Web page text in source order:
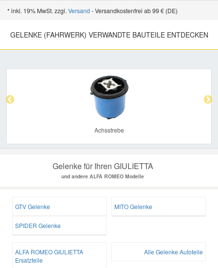
* inkl. 19% MwSt. zzgl. Versand - Versandkostenfrei ab 99 € (DE)
GELENKE (FAHRWERK) VERWANDTE BAUTEILE ENTDECKEN
Achsstrebe
Gelenke für Ihren GIULIETTA
und andere ALFA ROMEO Modelle
GTV Gelenke MITO Gelenke
SPIDER Gelenke
ALFA ROMEO GIULIETTA
Ersatzteile
Alle Gelenke Autoteile